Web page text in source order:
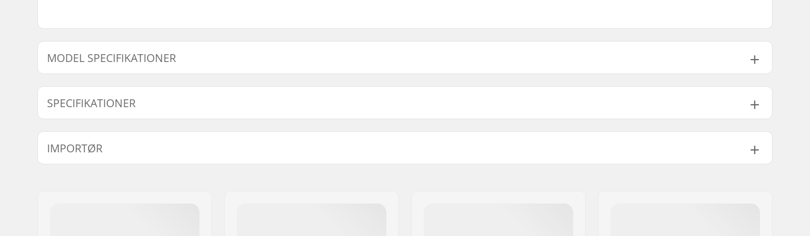
MODEL SPECIFIKATIONER
XS-S
S-M
55cm, 56cm, 57cm, 58cm
SPECIFIKATIONER
Størrelsesjusterbar:
Nej
Godkendelser:
Ydre skal type:
Sammenstøbt
Polstringsmateriale:
Skum
Extra padding inkluderet:
Ja
IMPORTØR